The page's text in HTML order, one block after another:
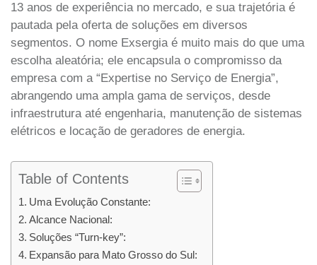
13 anos de experiência no mercado, e sua trajetória é
pautada pela oferta de soluções em diversos
segmentos. O nome Exsergia é muito mais do que uma
escolha aleatória; ele encapsula o compromisso da
empresa com a “Expertise no Serviço de Energia”,
abrangendo uma ampla gama de serviços, desde
infraestrutura até engenharia, manutenção de sistemas
elétricos e locação de geradores de energia.
Table of Contents
Uma Evolução Constante:
Alcance Nacional:
Soluções “Turn-key”:
Expansão para Mato Grosso do Sul: